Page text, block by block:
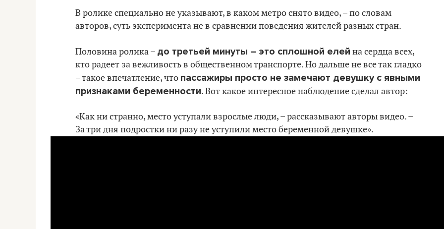
В ролике специально не указывают, в каком метро снято видео, – по словам
авторов, суть эксперимента не в сравнении поведения жителей разных стран.
Половина ролика – до третьей минуты – это сплошной елей на сердца всех,
кто радеет за вежливость в общественном транспорте. Но дальше не все так гладко
– такое впечатление, что пассажиры просто не замечают девушку с явными
признаками беременности. Вот какое интересное наблюдение сделал автор:
«Как ни странно, место уступали взрослые люди, – рассказывают авторы видео. –
За три дня подростки ни разу не уступили место беременной девушке».